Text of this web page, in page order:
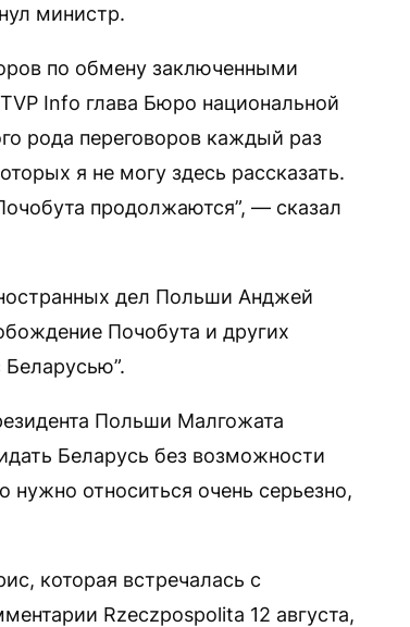
министр.
по обмену заключенными
Info глава Бюро национальной
рода переговоров каждый раз
я не могу здесь рассказать.
продолжаются”, — сказал
дел Польши Анджей
Почобута и других
Польши Малгожата
Беларусь без возможности
нужно относиться очень серьезно,
которая встречалась с
Rzeczpospolita 12 августа,